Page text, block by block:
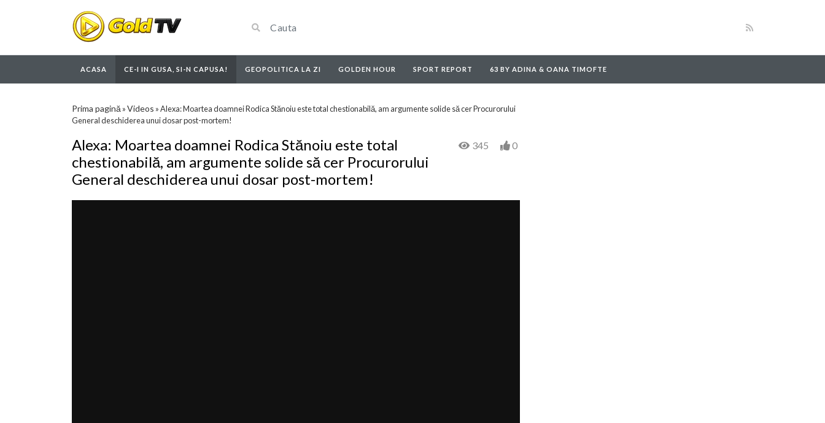
ACASA CE-I IN GUSA, SI-N CAPUSA! GEOPOLITICA LA ZI GOLDEN HOUR SPORT REPORT 63 BY ADINA & OANA TIMOFTE
Prima pagină »Videos »Alexa: Moartea doamnei Rodica Stănoiu este total chestionabilă, am argumente solide să cer Procurorului
General deschiderea unui dosar post-mortem!
Alexa: Moartea doamnei Rodica Stănoiu este total
chestionabilă, am argumente solide să cer Procurorului
General deschiderea unui dosar post-mortem!
345 0